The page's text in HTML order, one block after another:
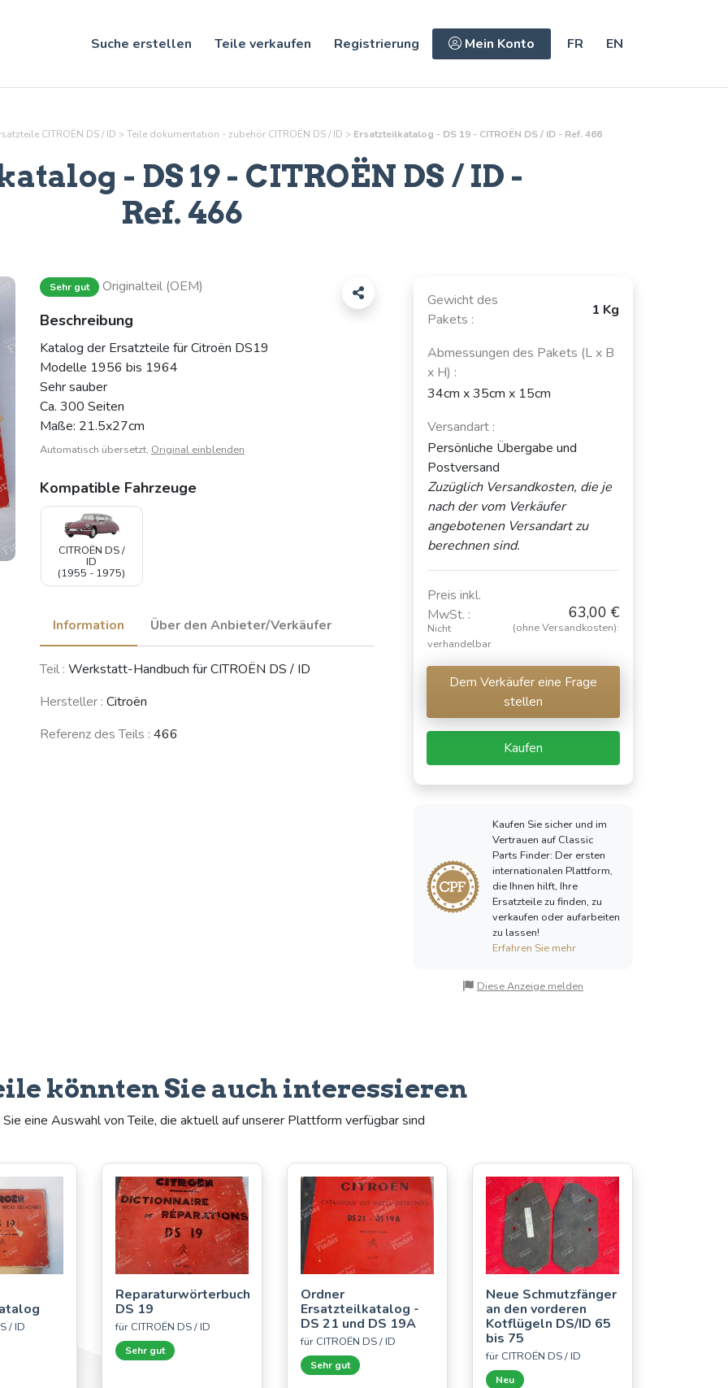
Suche erstellen Teile verkaufen Registrierung Mein Konto FR EN
CITROËN DS / ID >Teile dokumentation - zubehör CITROËN DS / ID > Ersatzteilkatalog - DS 19 - CITROËN DS / ID - Ref. 466
- DS 19- CITROËN DS / ID -
Ref. 466
Sehr gut Originalteil (OEM)
Beschreibung
Katalog der Ersatzteile für Citroën DS19
Modelle 1956 bis 1964
Sehr sauber
Ca. 300 Seiten
Maße: 21.5x27cm
Automatisch übersetzt, Original einblenden
Kompatible Fahrzeuge
CITROËN DS /
ID
(1955 - 1975)
Information Über den Anbieter/Verkäufer
Teil : Werkstatt-Handbuch für CITROËN DS / ID
Hersteller : Citroën
Referenz des Teils : 466
Gewicht des
Pakets :
1 Kg
Abmessungen des Pakets (L x B
x H) :
34cm x 35cm x 15cm
Versandart :
Persönliche Übergabe und
Postversand
Zuzüglich Versandkosten, die je
nach der vom Verkäufer
angebotenen Versandart zu
berechnen sind.
Preis inkl.
MwSt. :
Nicht
verhandelbar
63,00 €
(ohne Versandkosten):
Dem Verkäufer eine Frage
stellen
Kaufen
Kaufen Sie sicher und im
Vertrauen auf Classic
Parts Finder: Der ersten
internationalen Plattform,
die Ihnen hilft, Ihre
Ersatzteile zu finden, zu
verkaufen oder aufarbeiten
zu lassen!
Erfahren Sie mehr
Diese Anzeige melden
könnten Sie auch interessieren
eine Auswahl von Teile, die aktuell auf unserer Plattform verfügbar sind
/ ID
Reparaturwörterbuch
DS 19
für CITROËN DS / ID
Sehr gut
Ordner
Ersatzteilkatalog -
DS 21 und DS 19A
für CITROËN DS / ID
Sehr gut
Neue Schmutzfänger
an den vorderen
Kotflügeln DS/ID 65
bis 75
für CITROËN DS / ID
Neu